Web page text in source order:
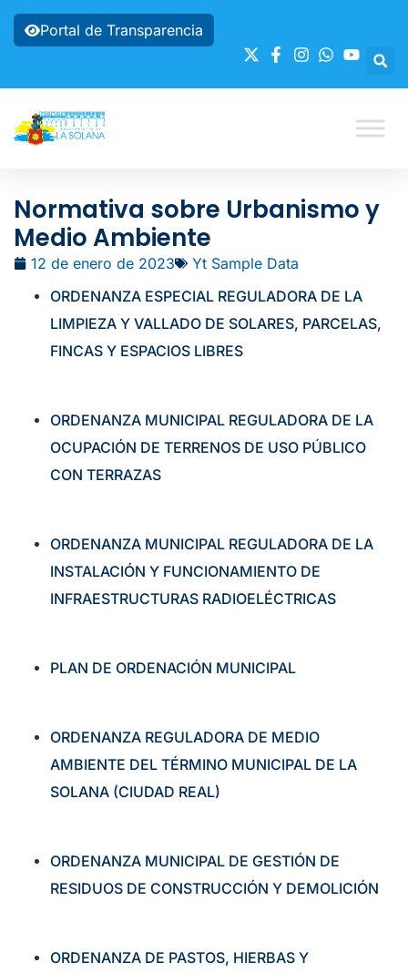
Portal de Transparencia
Normativa sobre Urbanismo y
Medio Ambiente
12 de enero de 2023
Yt Sample Data
ORDENANZA ESPECIAL REGULADORA DE LA
LIMPIEZA Y VALLADO DE SOLARES, PARCELAS,
FINCAS Y ESPACIOS LIBRES
ORDENANZA MUNICIPAL REGULADORA DE LA
OCUPACIÓN DE TERRENOS DE USO PÚBLICO
CON TERRAZAS
ORDENANZA MUNICIPAL REGULADORA DE LA
INSTALACIÓN Y FUNCIONAMIENTO DE
INFRAESTRUCTURAS RADIOELÉCTRICAS
PLAN DE ORDENACIÓN MUNICIPAL
ORDENANZA REGULADORA DE MEDIO
AMBIENTE DEL TÉRMINO MUNICIPAL DE LA
SOLANA (CIUDAD REAL)
ORDENANZA MUNICIPAL DE GESTIÓN DE
RESIDUOS DE CONSTRUCCIÓN Y DEMOLICIÓN
ORDENANZA DE PASTOS, HIERBAS Y